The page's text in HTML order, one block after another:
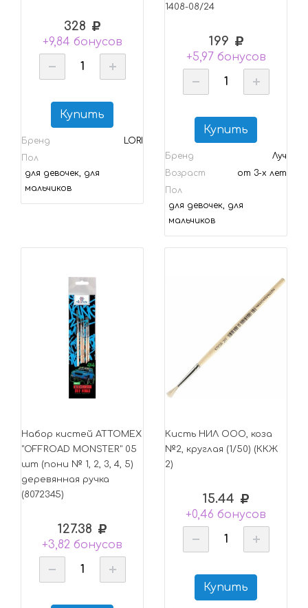
328
+9,84 бонусов
Купить
Бренд
LORI
Пол
для девочек, для
мальчиков
1408-08/24
199
+5,97 бонусов
Купить
Бренд
Луч
Возраст
от 3-х лет
Пол
для девочек, для
мальчиков
Набор кистей ATTOMEX
"OFFROAD MONSTER" 05
шт (пони № 1, 2, 3, 4, 5)
деревянная ручка
(8072345)
127.38
+3,82 бонусов
Кисть НИЛ ООО, коза
№2, круглая (1/50) (ККЖ
2)
15.44
+0,46 бонусов
Купить